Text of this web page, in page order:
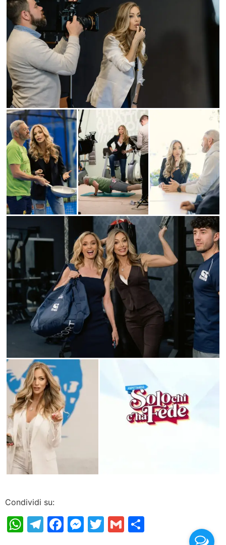
Condividi su:
WhatsApp
Telegram
Facebook
Messenger
Twitter
GmailCondividi